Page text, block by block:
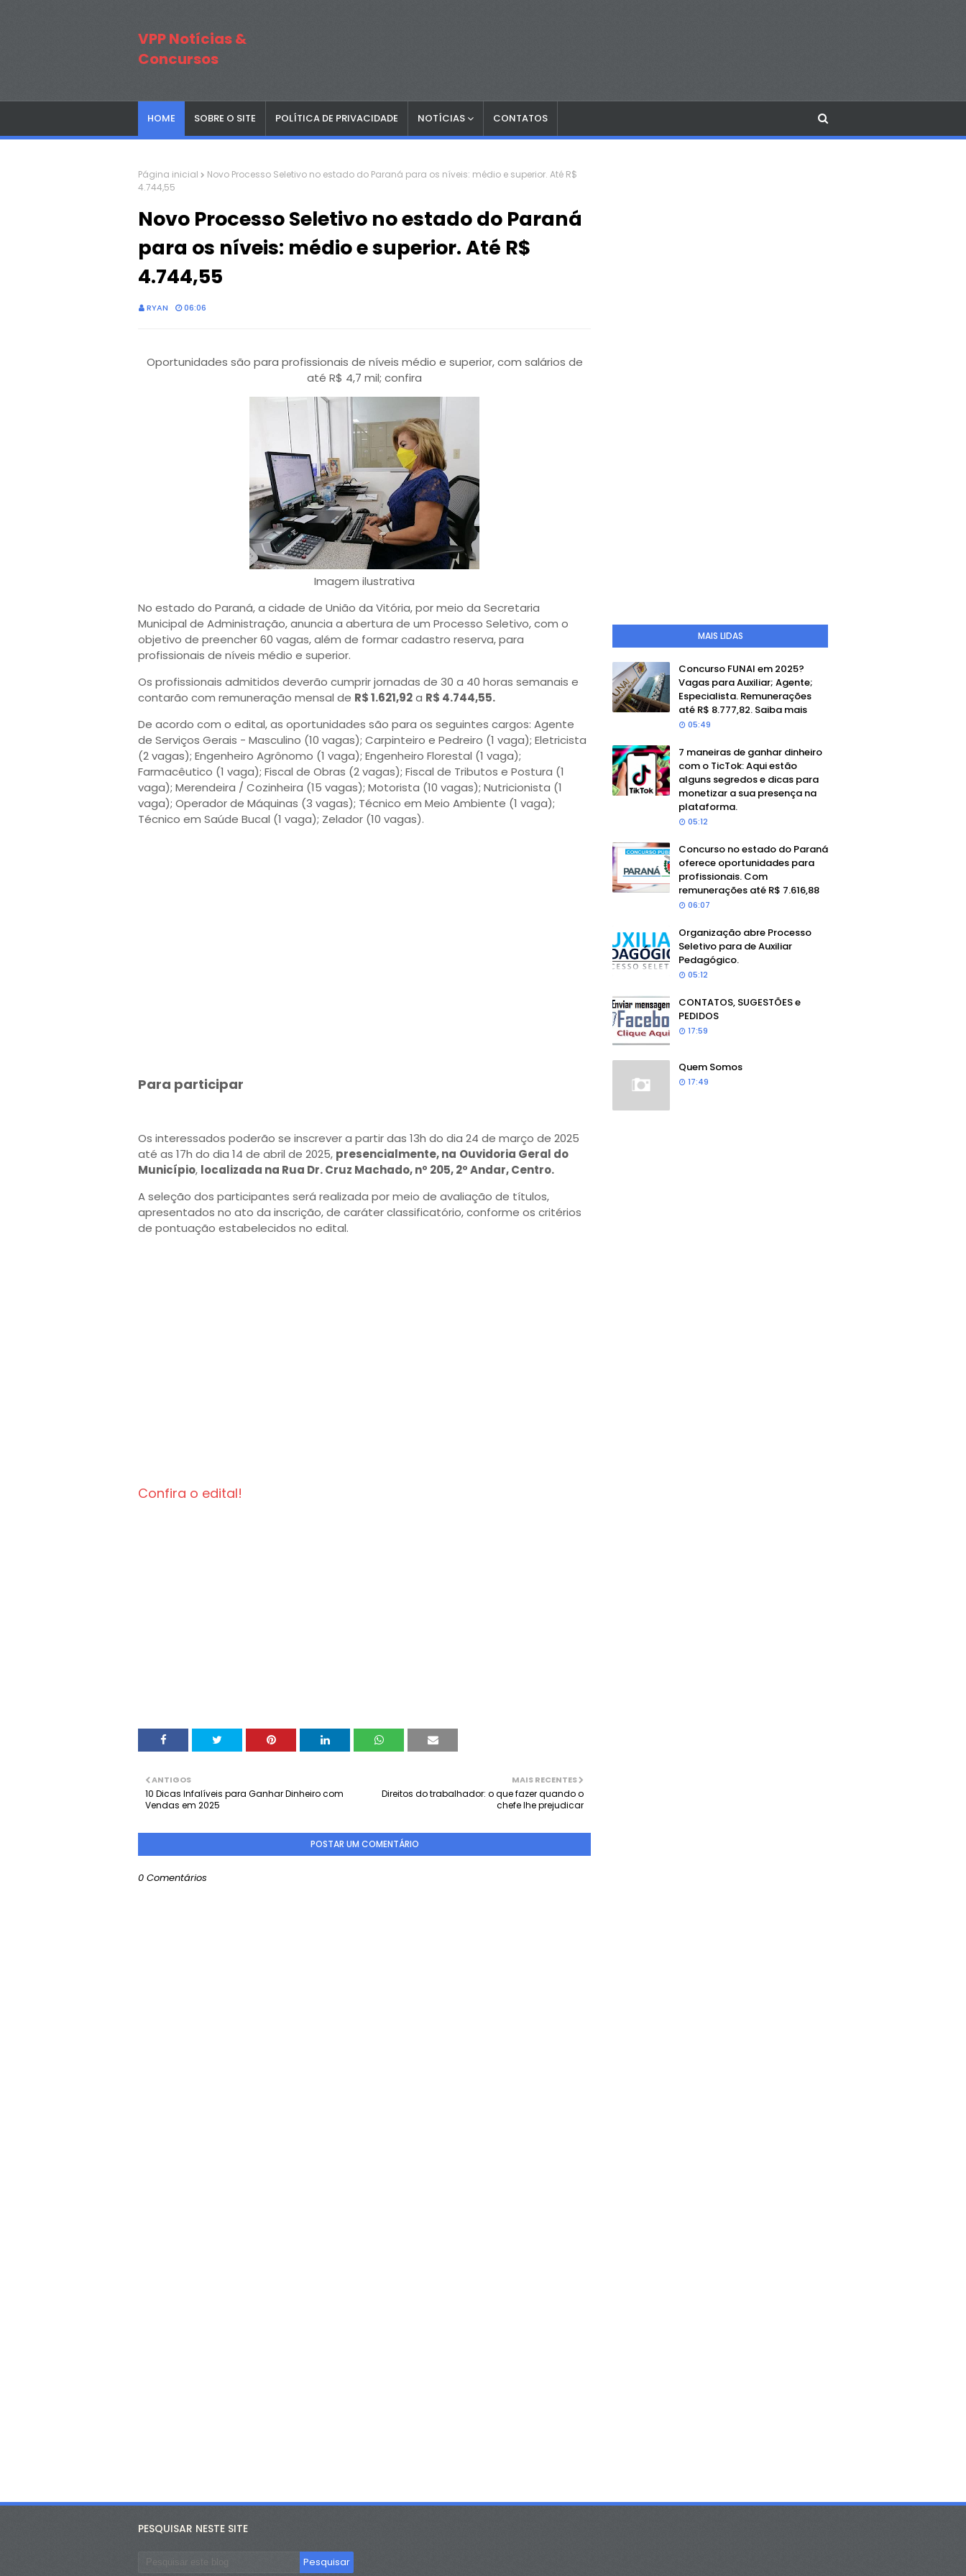
VPP Notícias &
Concursos
HOME SOBRE O SITE POLÍTICA DE PRIVACIDADE NOTÍCIAS CONTATOS
Página inicial
Novo Processo Seletivo no estado do Paraná para os níveis: médio e superior. Até R$
4.744,55
Novo Processo Seletivo no estado do Paraná
para os níveis: médio e superior. Até R$
4.744,55
RYAN 06:06
Oportunidades são para profissionais de níveis médio e superior, com salários de
até R$ 4,7 mil; confira
Imagem ilustrativa
No estado do Paraná, a cidade de União da Vitória, por meio da Secretaria
Municipal de Administração, anuncia a abertura de um Processo Seletivo, com o
objetivo de preencher 60 vagas, além de formar cadastro reserva, para
profissionais de níveis médio e superior.
Os profissionais admitidos deverão cumprir jornadas de 30 a 40 horas semanais e
contarão com remuneração mensal de R$ 1.621,92a R$ 4.744,55.
De acordo com o edital, as oportunidades são para os seguintes cargos: Agente
de Serviços Gerais - Masculino (10 vagas); Carpinteiro e Pedreiro (1 vaga); Eletricista
(2 vagas); Engenheiro Agrônomo (1 vaga); Engenheiro Florestal (1 vaga);
Farmacêutico (1 vaga); Fiscal de Obras (2 vagas); Fiscal de Tributos e Postura (1
vaga); Merendeira / Cozinheira (15 vagas); Motorista (10 vagas); Nutricionista (1
vaga); Operador de Máquinas (3 vagas); Técnico em Meio Ambiente (1 vaga);
Técnico em Saúde Bucal (1 vaga); Zelador (10 vagas).
Para participar
Os interessados poderão se inscrever a partir das 13h do dia 24 de março de 2025
até as 17h do dia 14 de abril de 2025, presencialmente, na Ouvidoria Geral do
Município, localizada na Rua Dr. Cruz Machado, nº 205, 2º Andar, Centro.
A seleção dos participantes será realizada por meio de avaliação de títulos,
apresentados no ato da inscrição, de caráter classificatório, conforme os critérios
de pontuação estabelecidos no edital.
Confira o edital!
MAIS RECENTES
Direitos do trabalhador: o que fazer quando o
chefe lhe prejudicar
ANTIGOS
10 Dicas Infalíveis para Ganhar Dinheiro com
Vendas em 2025
POSTAR UM COMENTÁRIO
0 Comentários
MAIS LIDAS
Concurso FUNAI em 2025?
Vagas para Auxiliar; Agente;
Especialista. Remunerações
até R$ 8.777,82. Saiba mais
05:49
7 maneiras de ganhar dinheiro
com o TicTok: Aqui estão
alguns segredos e dicas para
monetizar a sua presença na
plataforma.
05:12
Concurso no estado do Paraná
oferece oportunidades para
profissionais. Com
remunerações até R$ 7.616,88
06:07
Organização abre Processo
Seletivo para de Auxiliar
Pedagógico.
05:12
CONTATOS, SUGESTÕES e
PEDIDOS
17:59
Quem Somos
17:49
PESQUISAR NESTE SITE